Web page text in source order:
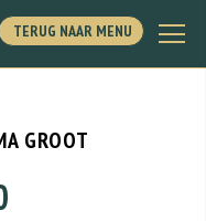
TERUG NAAR MENU
GROOT